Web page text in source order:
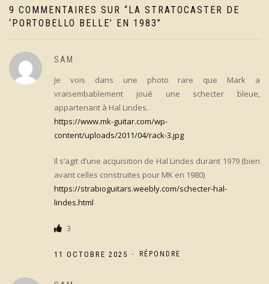
9 COMMENTAIRES SUR “LA STRATOCASTER DE
‘PORTOBELLO BELLE’ EN 1983”
SAM
Je vois dans une photo rare que Mark a
vraisembablement joué une schecter bleue,
appartenant à Hal Lindes.
https://www.mk-guitar.com/wp-
content/uploads/2011/04/rack-3.jpg
Il s’agit d’une acquisition de Hal Lindes durant 1979 (bien
avant celles construites pour MK en 1980)
https://strabioguitars.weebly.com/schecter-hal-
lindes.html
3
11 OCTOBRE 2025 - RÉPONDRE